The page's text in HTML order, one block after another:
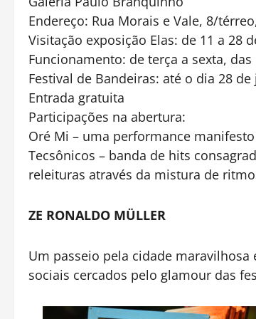
Endereço: Rua Morais e Vale, 8/
Visitação exposição Elas: de 11 a 28
Funcionamento: de terça a sexta, das
Festival de Bandeiras: até o dia 28
Entrada gratuita
Participações na abertura:
Oré Mi – uma performance
Tecsônicos – banda de hits
releituras através da mistura de
ZE RONALDO MÜLLER
Um passeio pela cidade
sociais cercados pelo glamour das